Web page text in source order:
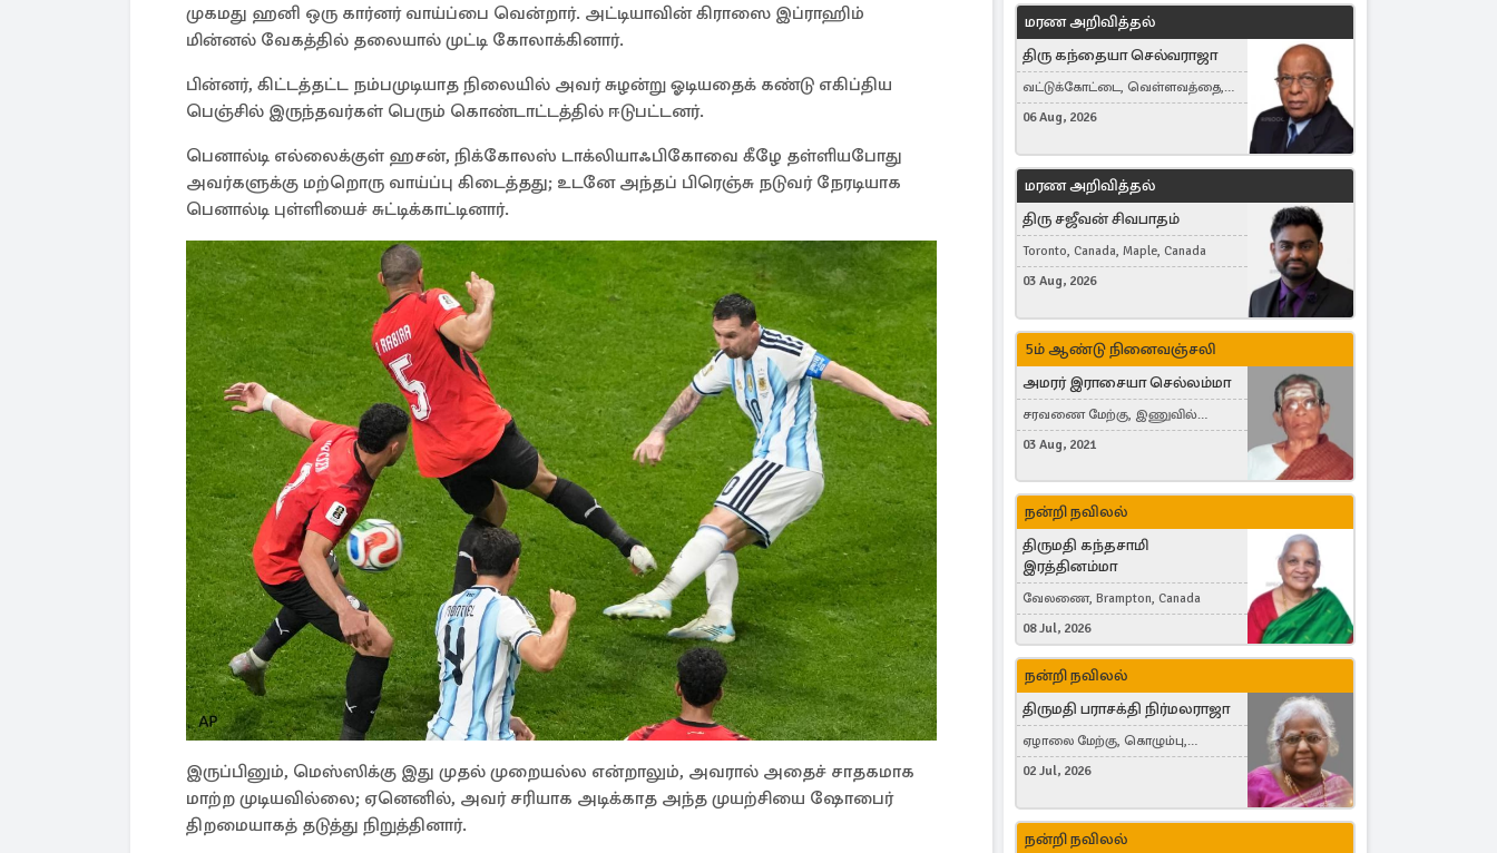
முகமது ஹனி ஒரு கார்னர் வாய்ப்பை வென்றார். அட்டியாவின் கிராஸை இப்ராஹிம்
மின்னல் வேகத்தில் தலையால் முட்டி கோலாக்கினார்.
பின்னர், கிட்டத்தட்ட நம்பமுடியாத நிலையில் அவர் சுழன்று ஓடியதைக் கண்டு எகிப்திய
பெஞ்சில் இருந்தவர்கள் பெரும் கொண்டாட்டத்தில் ஈடுபட்டனர்.
பெனால்டி எல்லைக்குள் ஹசன், நிக்கோலஸ் டாக்லியாஃபிகோவை கீழே தள்ளியபோது
அவர்களுக்கு மற்றொரு வாய்ப்பு கிடைத்தது; உடனே அந்தப் பிரெஞ்சு நடுவர் நேரடியாக
பெனால்டி புள்ளியைச் சுட்டிக்காட்டினார்.
இருப்பினும், மெஸ்ஸிக்கு இது முதல் முறையல்ல என்றாலும், அவரால் அதைச் சாதகமாக
மாற்ற முடியவில்லை; ஏனெனில், அவர் சரியாக அடிக்காத அந்த முயற்சியை ஷோபைர்
திறமையாகத் தடுத்து நிறுத்தினார்.
மரண அறிவித்தல்
திரு கந்தையா செல்வராஜா
வட்டுக்கோட்டை, வெள்ளவத்தை,
Toronto, Canada
06 Aug, 2026
மரண அறிவித்தல்
திரு சஜீவன் சிவபாதம்
Toronto, Canada, Maple, Canada
03 Aug, 2026
5ம் ஆண்டு நினைவஞ்சலி
அமரர் இராசையா செல்லம்மா
சரவணை மேற்கு, இணுவில்
கிழக்கு
03 Aug, 2021
நன்றி நவிலல்
திருமதி கந்தசாமி
இரத்தினம்மா
வேலணை, Brampton, Canada
08 Jul, 2026
நன்றி நவிலல்
திருமதி பராசக்தி நிர்மலராஜா
ஏழாலை மேற்கு, கொழும்பு,
தங்காலை, London, United Kingdom
02 Jul, 2026
நன்றி நவிலல்